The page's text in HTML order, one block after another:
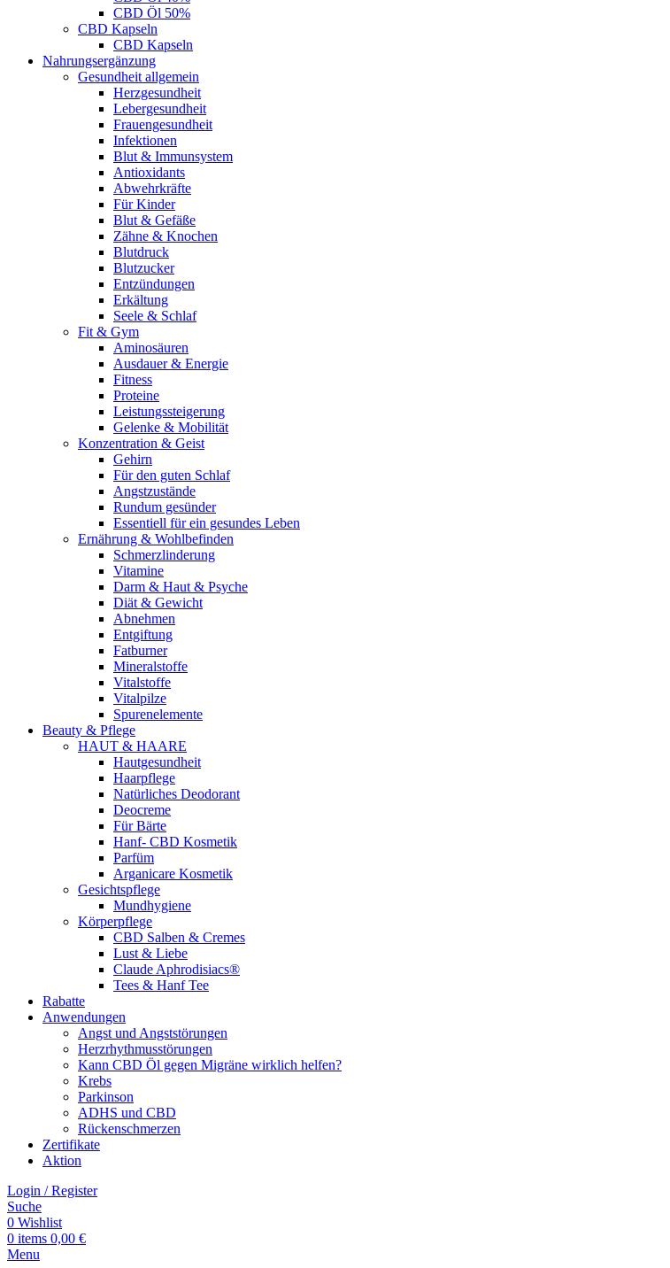
CBD Öl 50%
CBD Kapseln
CBD Kapseln
Nahrungsergänzung
Gesundheit allgemein
Herzgesundheit
Lebergesundheit
Frauengesundheit
Infektionen
Blut & Immunsystem
Antioxidants
Abwehrkräfte
Für Kinder
Blut & Gefäße
Zähne & Knochen
Blutdruck
Blutzucker
Entzündungen
Erkältung
Seele & Schlaf
Fit & Gym
Aminosäuren
Ausdauer & Energie
Fitness
Proteine
Leistungssteigerung
Gelenke & Mobilität
Konzentration & Geist
Gehirn
Für den guten Schlaf
Angstzustände
Rundum gesünder
Essentiell für ein gesundes Leben
Ernährung & Wohlbefinden
Schmerzlinderung
Vitamine
Darm & Haut & Psyche
Diät & Gewicht
Abnehmen
Entgiftung
Fatburner
Mineralstoffe
Vitalstoffe
Vitalpilze
Spurenelemente
Beauty & Pflege
HAUT & HAARE
Hautgesundheit
Haarpflege
Natürliches Deodorant
Deocreme
Für Bärte
Hanf- CBD Kosmetik
Parfüm
Arganicare Kosmetik
Gesichtspflege
Mundhygiene
Körperpflege
CBD Salben & Cremes
Lust & Liebe
Claude Aphrodisiacs®
Tees & Hanf Tee
Rabatte
Anwendungen
Angst und Angststörungen
Herzrhythmusstörungen
Kann CBD Öl gegen Migräne wirklich helfen?
Krebs
Parkinson
ADHS und CBD
Rückenschmerzen
Zertifikate
Aktion
Login / Register
Suche
0 Wishlist
0 items 0,00 €
Menu